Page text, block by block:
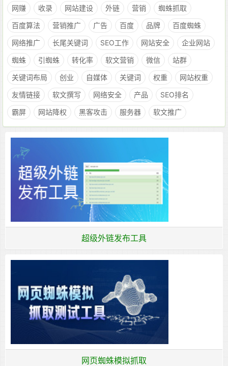
网赚 收录 网站建设 外链 营销
蜘蛛抓取
百度算法
营销推广 广告 百度 品牌
百度蜘蛛
网络推广
长尾关键词 SEO工作 网站安全
企业网站
蜘蛛
引蜘蛛 转化率 软文营销 微信
站群
关键词布局
创业 自媒体 关键词 权重
网站权重
友情链接
软文撰写 网络安全 产品
SEO排名
霸屏
网站降权 黑客攻击 服务器 软文推广
超级外链发布工具
网页蜘蛛模拟抓取